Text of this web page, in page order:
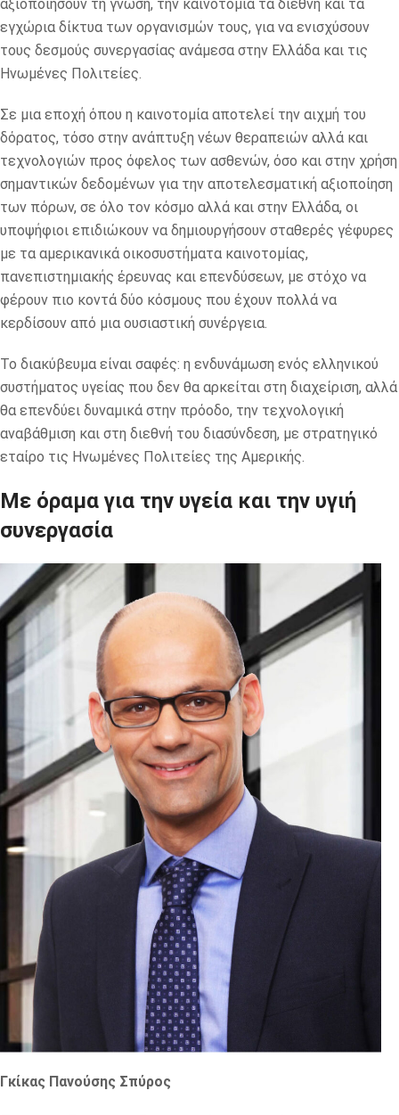
αξιοποιήσουν τη γνώση, την καινοτομία τα διεθνή και τα
εγχώρια δίκτυα των οργανισμών τους, για να ενισχύσουν
τους δεσμούς συνεργασίας ανάμεσα στην Ελλάδα και τις
Ηνωμένες Πολιτείες.
Σε μια εποχή όπου η καινοτομία αποτελεί την αιχμή του
δόρατος, τόσο στην ανάπτυξη νέων θεραπειών αλλά και
τεχνολογιών προς όφελος των ασθενών, όσο και στην χρήση
σημαντικών δεδομένων για την αποτελεσματική αξιοποίηση
των πόρων, σε όλο τον κόσμο αλλά και στην Ελλάδα, οι
υποψήφιοι επιδιώκουν να δημιουργήσουν σταθερές γέφυρες
με τα αμερικανικά οικοσυστήματα καινοτομίας,
πανεπιστημιακής έρευνας και επενδύσεων, με στόχο να
φέρουν πιο κοντά δύο κόσμους που έχουν πολλά να
κερδίσουν από μια ουσιαστική συνέργεια.
Το διακύβευμα είναι σαφές: η ενδυνάμωση ενός ελληνικού
συστήματος υγείας που δεν θα αρκείται στη διαχείριση, αλλά
θα επενδύει δυναμικά στην πρόοδο, την τεχνολογική
αναβάθμιση και στη διεθνή του διασύνδεση, με στρατηγικό
εταίρο τις Ηνωμένες Πολιτείες της Αμερικής.
Με όραμα για την υγεία και την υγιή
συνεργασία
Γκίκας Πανούσης Σπύρος